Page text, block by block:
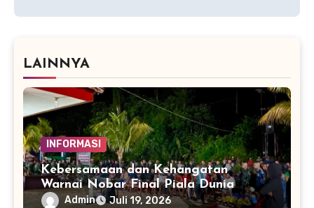
LAINNYA
INFORMASI
Kebersamaan dan Kehangatan
Warnai Nobar Final Piala Dunia
Bersama Yonif TP 859/RBK
Admin Juli 19, 2026